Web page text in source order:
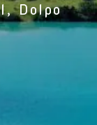
Dolpo